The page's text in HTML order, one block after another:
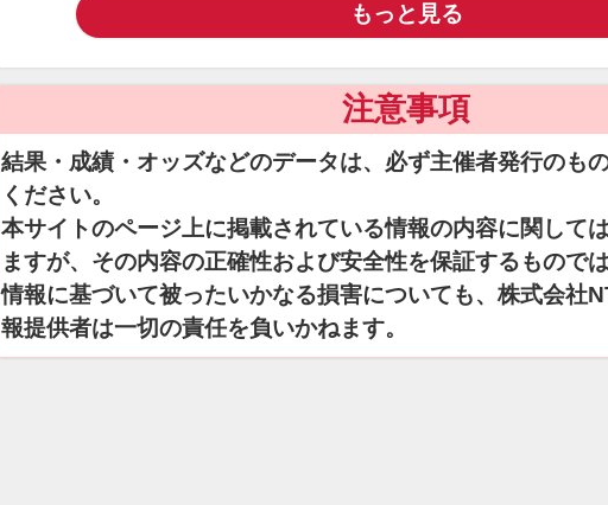
もっと見る
注意事項
結果・成績・オッズなどのデータは、必ず主催者発行のも
ください。
本サイトのページ上に掲載されている情報の内容に関して
ますが、その内容の正確性および安全性を保証するもので
情報に基づいて被ったいかなる損害についても、株式会社
報提供者は一切の責任を負いかねます。